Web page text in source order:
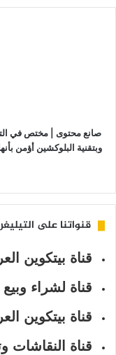
دولار
صانع محتوى | مختص في
وبتقنية البلوكشين أؤمن
قنواتنا على
قناة بيتكوين
قناة لشراء
قناة بيتكوين
قناة النقاشات